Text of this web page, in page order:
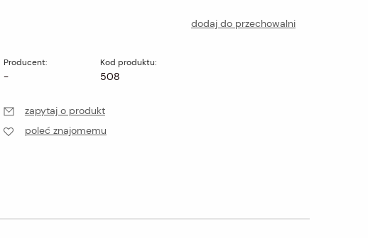
dodaj do przechowalni
Producent:
-
Kod produktu:
508
zapytaj o produkt
poleć znajomemu